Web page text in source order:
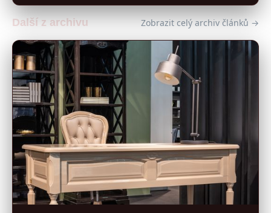
Další z archivu Zobrazit celý archiv článků →